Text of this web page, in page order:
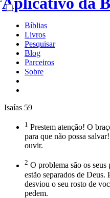
Bíblias
Livros
Pesquisar
Blog
Parceiros
Sobre
Isaías 59
1 Prestem atenção! O
para que não possa
ouvir.
2 O problema são os seus
estão separados de Deus.
desviou o seu rosto de
pedem.